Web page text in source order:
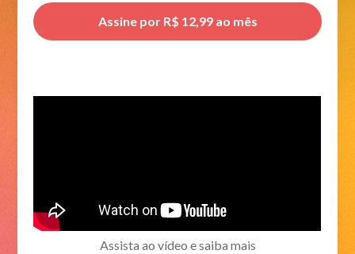
Assine por R$ 12,99 ao mês
Assista ao vídeo e saiba mais